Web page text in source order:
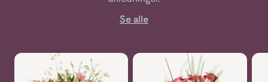
Se alle
Se mer om Sommerlykke Se mer om Calla bukett Se